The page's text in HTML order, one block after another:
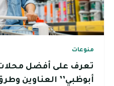
منوعات
تعرف على أفضل محلات
أبوظبي’’ العناوين